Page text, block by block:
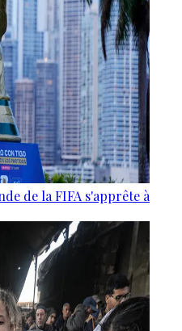
de la FIFA s'apprête à